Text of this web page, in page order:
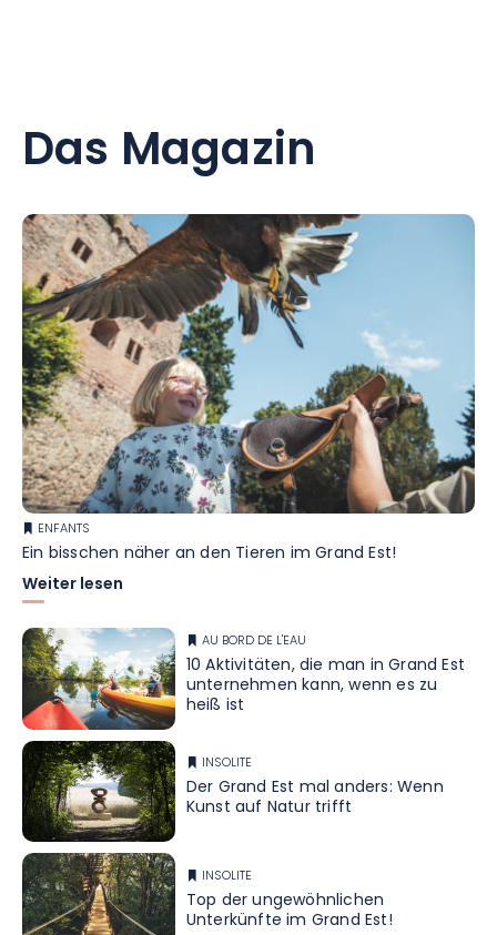
Das Magazin
ENFANTS
Ein bisschen näher an den Tieren im Grand Est!
Weiter lesen
AU BORD DE L'EAU
10 Aktivitäten, die man in Grand Est
unternehmen kann, wenn es zu
heiß ist
INSOLITE
Der Grand Est mal anders: Wenn
Kunst auf Natur trifft
INSOLITE
Top der ungewöhnlichen
Unterkünfte im Grand Est!